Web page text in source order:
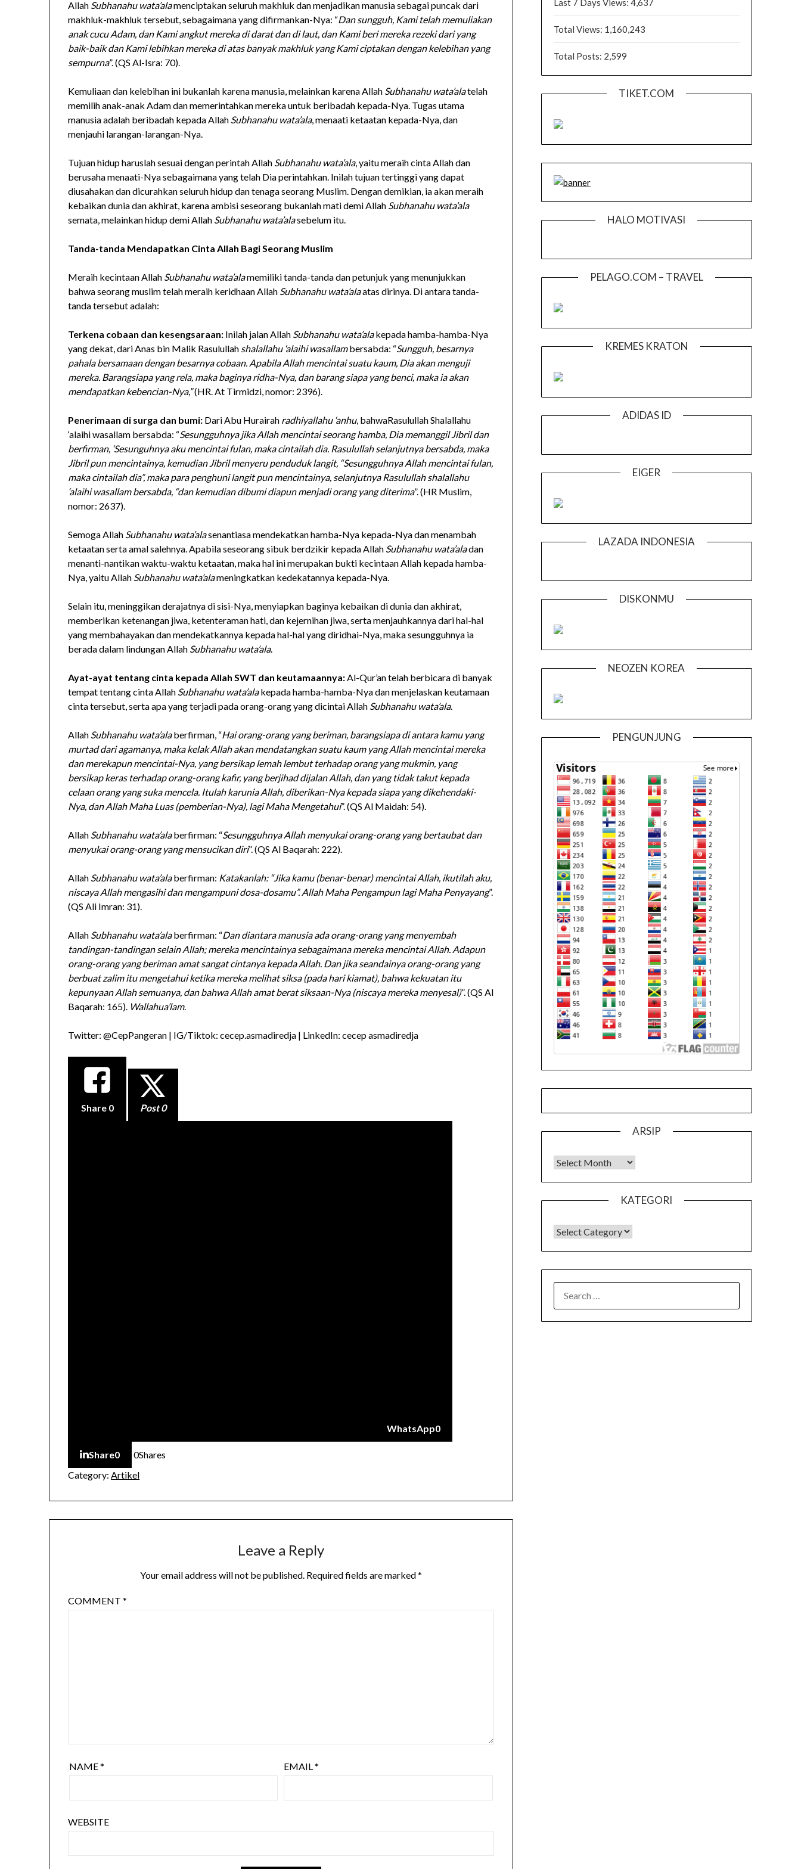
Allah Subhanahu wata’alamenciptakan seluruh makhluk dan menjadikan manusia sebagai puncak dari
makhluk-makhluk tersebut, sebagaimana yang difirmankan-Nya: “Dan sungguh, Kami telah memuliakan
anak cucu Adam, dan Kami angkut mereka di darat dan di laut, dan Kami beri mereka rezeki dari yang
baik-baik dan Kami lebihkan mereka di atas banyak makhluk yang Kami ciptakan dengan kelebihan yang
sempurna”. (QS Al-Isra: 70).
Kemuliaan dan kelebihan ini bukanlah karena manusia, melainkan karena Allah Subhanahu wata’alatelah
memilih anak-anak Adam dan memerintahkan mereka untuk beribadah kepada-Nya. Tugas utama
manusia adalah beribadah kepada Allah Subhanahu wata’ala, menaati ketaatan kepada-Nya, dan
menjauhi larangan-larangan-Nya.
Tujuan hidup haruslah sesuai dengan perintah Allah Subhanahu wata’ala, yaitu meraih cinta Allah dan
berusaha menaati-Nya sebagaimana yang telah Dia perintahkan. Inilah tujuan tertinggi yang dapat
diusahakan dan dicurahkan seluruh hidup dan tenaga seorang Muslim. Dengan demikian, ia akan meraih
kebaikan dunia dan akhirat, karena ambisi seseorang bukanlah mati demi Allah Subhanahu wata’ala
semata, melainkan hidup demi Allah Subhanahu wata’alasebelum itu.
Tanda-tanda Mendapatkan Cinta Allah Bagi Seorang Muslim
Meraih kecintaan Allah Subhanahu wata’alamemiliki tanda-tanda dan petunjuk yang menunjukkan
bahwa seorang muslim telah meraih keridhaan Allah Subhanahu wata’alaatas dirinya. Di antara tanda-
tanda tersebut adalah:
Terkena cobaan dan kesengsaraan: Inilah jalan Allah Subhanahu wata’alakepada hamba-hamba-Nya
yang dekat, dari Anas bin Malik Rasulullah shalallahu ‘alaihi wasallambersabda: “Sungguh, besarnya
pahala bersamaan dengan besarnya cobaan. Apabila Allah mencintai suatu kaum, Dia akan menguji
mereka. Barangsiapa yang rela, maka baginya ridha-Nya, dan barang siapa yang benci, maka ia akan
mendapatkan kebencian-Nya,”(HR. At Tirmidzi, nomor: 2396).
Penerimaan di surga dan bumi: Dari Abu Hurairah radhiyallahu ‘anhu, bahwaRasulullah Shalallahu
‘alaihi wasallam bersabda: “Sesungguhnya jika Allah mencintai seorang hamba, Dia memanggil Jibril dan
berfirman, ‘Sesunguhnya aku mencintai fulan, maka cintailah dia. Rasulullah selanjutnya bersabda, maka
Jibril pun mencintainya, kemudian Jibril menyeru penduduk langit, “Sesungguhnya Allah mencintai fulan,
maka cintailah dia”, maka para penghuni langit pun mencintainya, selanjutnya Rasulullah shalallahu
‘alaihi wasallam bersabda, “dan kemudian dibumi diapun menjadi orang yang diterima”. (HR Muslim,
nomor: 2637).
Semoga Allah Subhanahu wata’alasenantiasa mendekatkan hamba-Nya kepada-Nya dan menambah
ketaatan serta amal salehnya. Apabila seseorang sibuk berdzikir kepada Allah Subhanahu wata’aladan
menanti-nantikan waktu-waktu ketaatan, maka hal ini merupakan bukti kecintaan Allah kepada hamba-
Nya, yaitu Allah Subhanahu wata’alameningkatkan kedekatannya kepada-Nya.
Selain itu, meninggikan derajatnya di sisi-Nya, menyiapkan baginya kebaikan di dunia dan akhirat,
memberikan ketenangan jiwa, ketenteraman hati, dan kejernihan jiwa, serta menjauhkannya dari hal-hal
yang membahayakan dan mendekatkannya kepada hal-hal yang diridhai-Nya, maka sesungguhnya ia
berada dalam lindungan Allah Subhanahu wata’ala.
Ayat-ayat tentang cinta kepada Allah SWT dan keutamaannya:Al-Qur’an telah berbicara di banyak
tempat tentang cinta Allah Subhanahu wata’alakepada hamba-hamba-Nya dan menjelaskan keutamaan
cinta tersebut, serta apa yang terjadi pada orang-orang yang dicintai Allah Subhanahu wata’ala.
Allah Subhanahu wata’alaberfirman, “Hai orang-orang yang beriman, barangsiapa di antara kamu yang
murtad dari agamanya, maka kelak Allah akan mendatangkan suatu kaum yang Allah mencintai mereka
dan merekapun mencintai-Nya, yang bersikap lemah lembut terhadap orang yang mukmin, yang
bersikap keras terhadap orang-orang kafir, yang berjihad dijalan Allah, dan yang tidak takut kepada
celaan orang yang suka mencela. Itulah karunia Allah, diberikan-Nya kepada siapa yang dikehendaki-
Nya, dan Allah Maha Luas (pemberian-Nya), lagi Maha Mengetahui”. (QS Al Maidah: 54).
Allah Subhanahu wata’alaberfirman: “Sesungguhnya Allah menyukai orang-orang yang bertaubat dan
menyukai orang-orang yang mensucikan diri”. (QS Al Baqarah: 222).
Allah Subhanahu wata’alaberfirman: Katakanlah: “Jika kamu (benar-benar) mencintai Allah, ikutilah aku,
niscaya Allah mengasihi dan mengampuni dosa-dosamu”. Allah Maha Pengampun lagi Maha Penyayang”.
(QS Ali Imran: 31).
Allah Subhanahu wata’alaberfirman: “Dan diantara manusia ada orang-orang yang menyembah
tandingan-tandingan selain Allah; mereka mencintainya sebagaimana mereka mencintai Allah. Adapun
orang-orang yang beriman amat sangat cintanya kepada Allah. Dan jika seandainya orang-orang yang
berbuat zalim itu mengetahui ketika mereka melihat siksa (pada hari kiamat), bahwa kekuatan itu
kepunyaan Allah semuanya, dan bahwa Allah amat berat siksaan-Nya (niscaya mereka menyesal)”. (QS Al
Baqarah: 165). Wallahua’lam.
Twitter: @CepPangeran | IG/Tiktok: cecep.asmadiredja | LinkedIn: cecep asmadiredja
Share 0 Post 0
WhatsApp0
Share0 0Shares
Category: Artikel
Leave a Reply
Your email address will not be published. Required fields are marked*
COMMENT*
NAME* EMAIL*
WEBSITE
Last 7 Days Views: 4,637
Total Views: 1,160,243
Total Posts: 2,599
TIKET.COM
HALO MOTIVASI
PELAGO.COM – TRAVEL
KREMES KRATON
ADIDAS ID
EIGER
LAZADA INDONESIA
DISKONMU
NEOZEN KOREA
PENGUNJUNG
ARSIP
Arsip
KATEGORI
KATEGORI
FOR: